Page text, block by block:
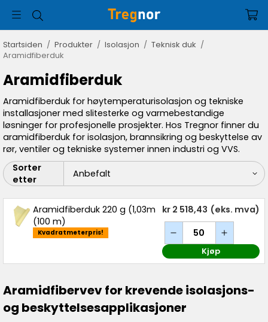
Startsiden / Produkter / Isolasjon / Teknisk duk /
Aramidfiberduk
Aramidfiberduk
Aramidfiberduk for høytemperaturisolasjon og tekniske
installasjoner med slitesterke og varmebestandige
løsninger for profesjonelle prosjekter. Hos Tregnor finner du
aramidfiberduk for isolasjon, brannsikring og beskyttelse av
rør, ventiler og tekniske systemer innen industri og VVS.
Sorter
etter
Aramidfiberduk 220 g (1,03m
(100 m)
Kvadratmeterpris!
kr 2 518,43 (eks. mva)
Kjøp
Aramidfibervev for krevende isolasjons-
og beskyttelsesapplikasjoner